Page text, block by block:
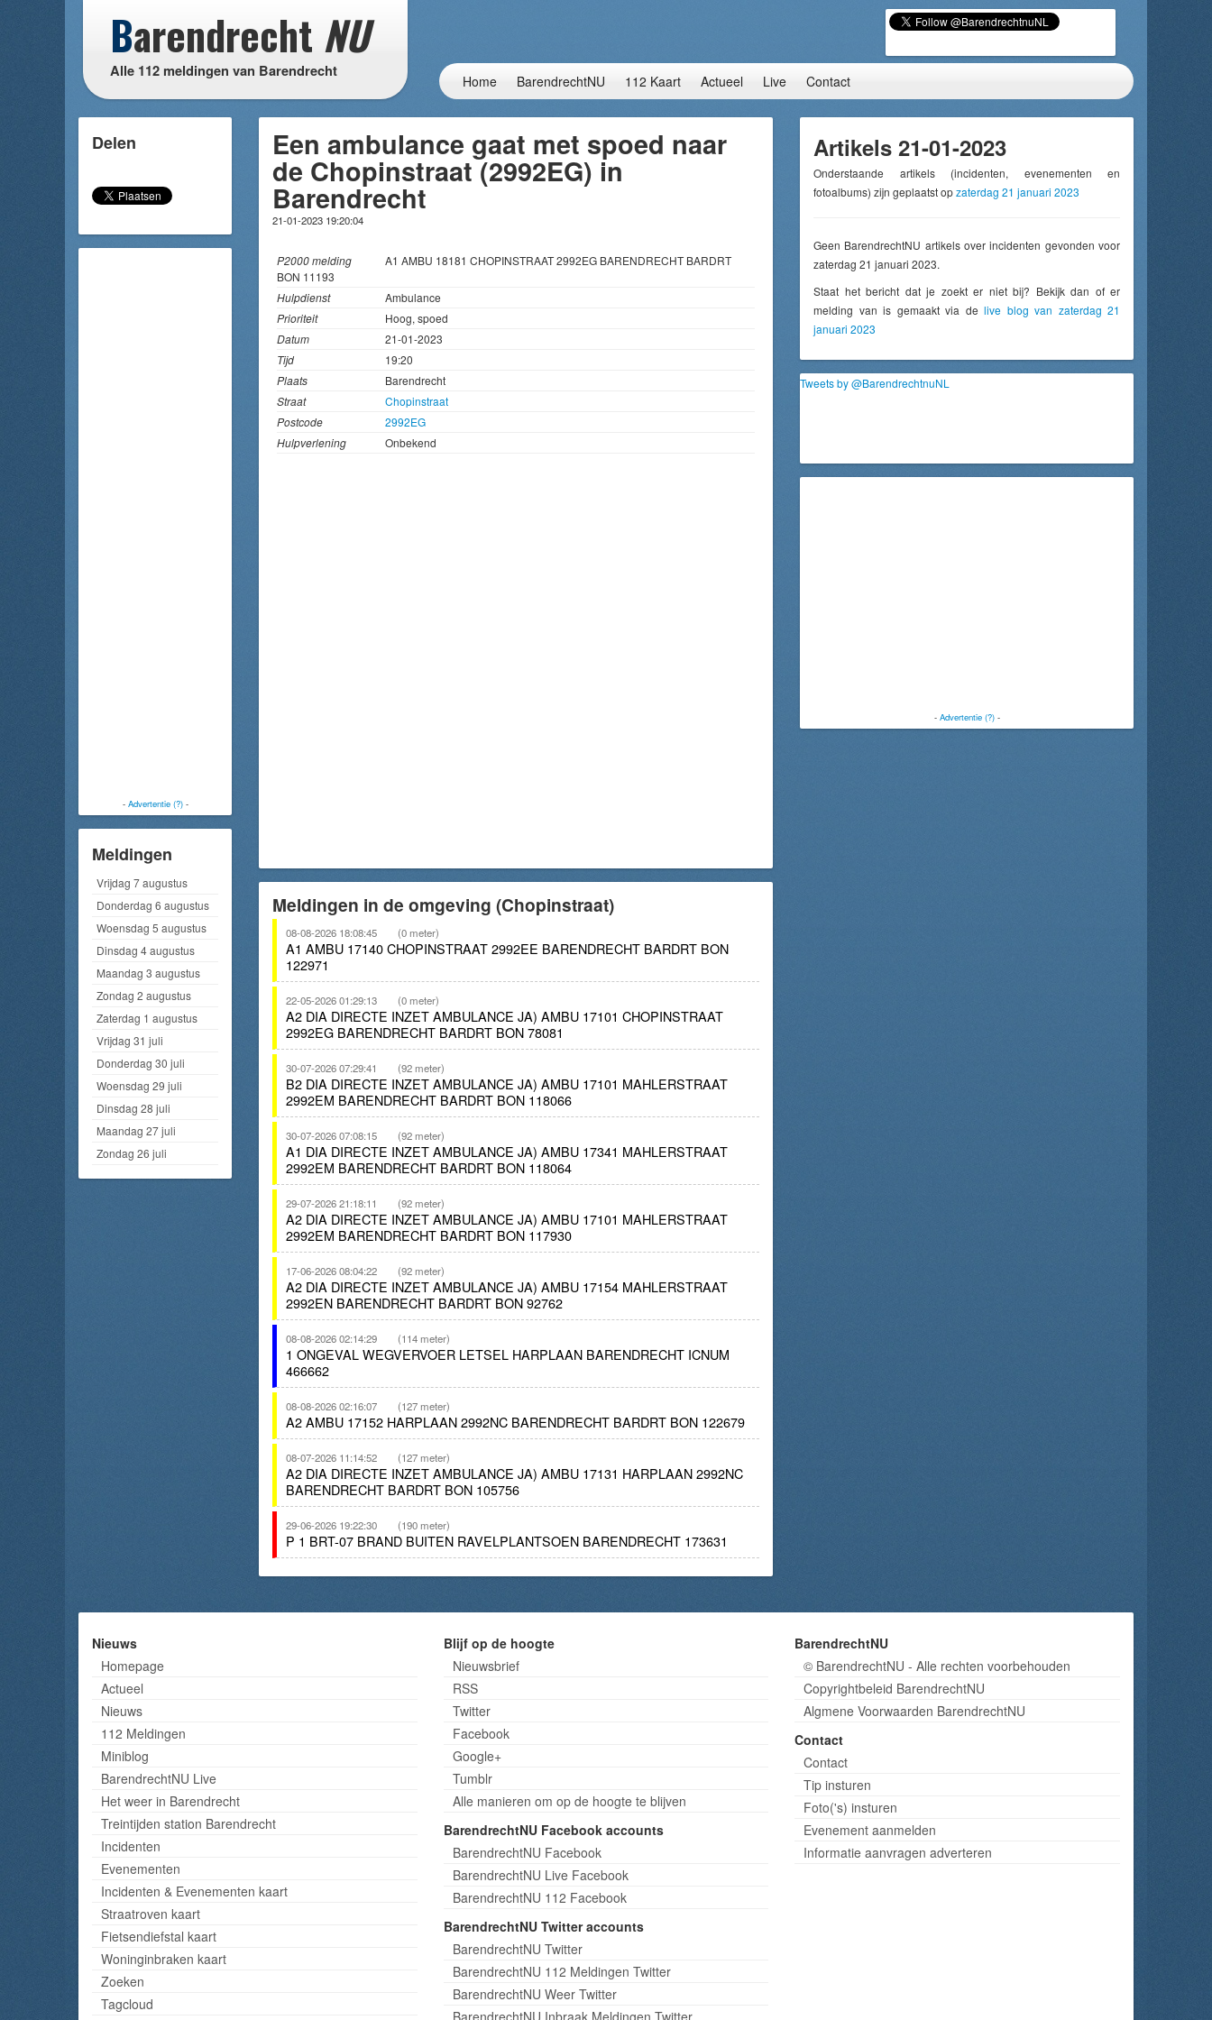
Barendrecht NU
Alle 112 meldingen van Barendrecht
Home BarendrechtNU 112 Kaart Actueel Live Contact
Delen
- Advertentie (?)-
Meldingen
Vrijdag 7 augustus
Donderdag 6 augustus
Woensdag 5 augustus
Dinsdag 4 augustus
Maandag 3 augustus
Zondag 2 augustus
Zaterdag 1 augustus
Vrijdag 31 juli
Donderdag 30 juli
Woensdag 29 juli
Dinsdag 28 juli
Maandag 27 juli
Zondag 26 juli
Een ambulance gaat met spoed naar
de Chopinstraat (2992EG) in
Barendrecht
21-01-2023 19:20:04
P2000 melding
A1 AMBU 18181 CHOPINSTRAAT 2992EG BARENDRECHT BARDRT
BON 11193
Hulpdienst
Ambulance
Prioriteit
Hoog, spoed
Datum
21-01-2023
Tijd
19:20
Plaats
Barendrecht
Straat
Chopinstraat
Postcode
2992EG
Hulpverlening
Onbekend
Meldingen in de omgeving (Chopinstraat)
08-08-2026 18:08:45 (0 meter)
A1 AMBU 17140 CHOPINSTRAAT 2992EE BARENDRECHT BARDRT BON
122971
22-05-2026 01:29:13 (0 meter)
A2 DIA DIRECTE INZET AMBULANCE JA) AMBU 17101 CHOPINSTRAAT
2992EG BARENDRECHT BARDRT BON 78081
30-07-2026 07:29:41 (92 meter)
B2 DIA DIRECTE INZET AMBULANCE JA) AMBU 17101 MAHLERSTRAAT
2992EM BARENDRECHT BARDRT BON 118066
30-07-2026 07:08:15 (92 meter)
A1 DIA DIRECTE INZET AMBULANCE JA) AMBU 17341 MAHLERSTRAAT
2992EM BARENDRECHT BARDRT BON 118064
29-07-2026 21:18:11 (92 meter)
A2 DIA DIRECTE INZET AMBULANCE JA) AMBU 17101 MAHLERSTRAAT
2992EM BARENDRECHT BARDRT BON 117930
17-06-2026 08:04:22 (92 meter)
A2 DIA DIRECTE INZET AMBULANCE JA) AMBU 17154 MAHLERSTRAAT
2992EN BARENDRECHT BARDRT BON 92762
08-08-2026 02:14:29 (114 meter)
1 ONGEVAL WEGVERVOER LETSEL HARPLAAN BARENDRECHT ICNUM
466662
08-08-2026 02:16:07 (127 meter)
A2 AMBU 17152 HARPLAAN 2992NC BARENDRECHT BARDRT BON 122679
08-07-2026 11:14:52 (127 meter)
A2 DIA DIRECTE INZET AMBULANCE JA) AMBU 17131 HARPLAAN 2992NC
BARENDRECHT BARDRT BON 105756
29-06-2026 19:22:30 (190 meter)
P 1 BRT-07 BRAND BUITEN RAVELPLANTSOEN BARENDRECHT 173631
Artikels 21-01-2023
Onderstaande artikels (incidenten, evenementen en
fotoalbums) zijn geplaatst opzaterdag 21 januari 2023
Geen BarendrechtNU artikels over incidenten gevonden voor
zaterdag 21 januari 2023.
Staat het bericht dat je zoekt er niet bij? Bekijk dan of er
melding van is gemaakt via de live blog van zaterdag 21
januari 2023
Tweets by @BarendrechtnuNL
- Advertentie (?)-
Nieuws
Homepage
Actueel
Nieuws
112 Meldingen
Miniblog
BarendrechtNU Live
Het weer in Barendrecht
Treintijden station Barendrecht
Incidenten
Evenementen
Incidenten & Evenementen kaart
Straatroven kaart
Fietsendiefstal kaart
Woninginbraken kaart
Zoeken
Tagcloud
Blijf op de hoogte
Nieuwsbrief
RSS
Twitter
Facebook
Google+
Tumblr
Alle manieren om op de hoogte te blijven
BarendrechtNU Facebook accounts
BarendrechtNU Facebook
BarendrechtNU Live Facebook
BarendrechtNU 112 Facebook
BarendrechtNU Twitter accounts
BarendrechtNU Twitter
BarendrechtNU 112 Meldingen Twitter
BarendrechtNU Weer Twitter
BarendrechtNU Inbraak Meldingen Twitter
BarendrechtNU
© BarendrechtNU - Alle rechten voorbehouden
Copyrightbeleid BarendrechtNU
Algmene Voorwaarden BarendrechtNU
Contact
Contact
Tip insturen
Foto('s) insturen
Evenement aanmelden
Informatie aanvragen adverteren